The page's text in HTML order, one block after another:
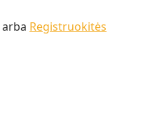
arba Registruokitės